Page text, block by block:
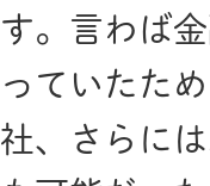
す。言わば
っていたた
社、さらに